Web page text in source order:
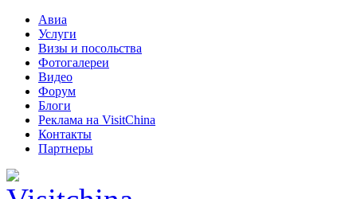
Авиа
Услуги
Визы и посольства
Фотогалереи
Видео
Форум
Блоги
Реклама на VisitChina
Контакты
Партнеры